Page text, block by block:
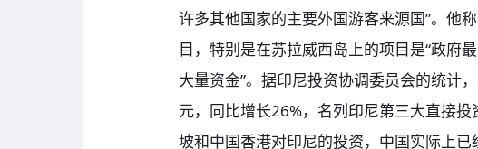
许多其他国家的主要外国游客来源国”。他
目，特别是在苏拉威西岛上的项目是“政府
大量资金”。据印尼投资协调委员会的统计
元，同比增长26%，名列印尼第三大直接
坡和中国香港对印尼的投资，中国实际上已